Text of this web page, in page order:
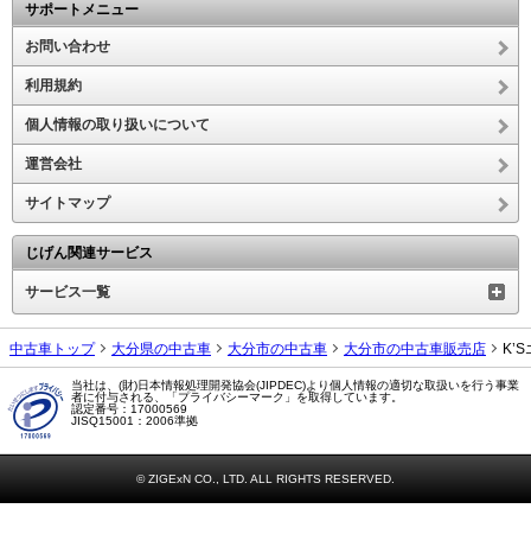
サポートメニュー
お問い合わせ
利用規約
個人情報の取り扱いについて
運営会社
サイトマップ
じげん関連サービス
サービス一覧
中古車トップ 大分県の中古車 大分市の中古車 大分市の中古車販売店
当社は、(財)日本情報処理開発協会(JIPDEC)より個人情報の適切な取扱いを行う事業
者に付与される、「プライバシーマーク」を取得しています。
認定番号：17000569
JISQ15001：2006準拠
© ZIGExN CO., LTD. ALL RIGHTS RESERVED.